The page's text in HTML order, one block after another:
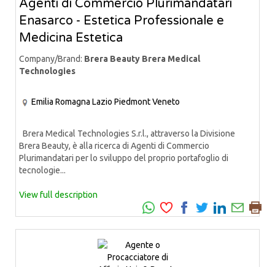
Agenti di Commercio Plurimandatari
Enasarco - Estetica Professionale e
Medicina Estetica
Company/Brand: Brera Beauty Brera Medical
Technologies
Emilia Romagna Lazio PiedmontVeneto
Brera Medical Technologies S.r.l., attraverso la Divisione
Brera Beauty, è alla ricerca di Agenti di Commercio
Plurimandatari per lo sviluppo del proprio portafoglio di
tecnologie...
View full description